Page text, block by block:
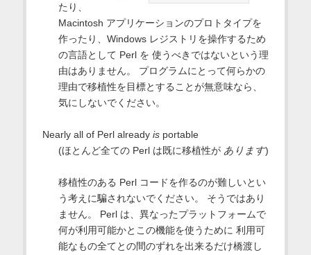
たり、
Macintosh アプリケーションのプロトタイプを
作ったり、Windows レジストリを操作するため
の言語として Perl を 使うべきではないという理
由はありません。 プログラムにとって何らかの
理由で移植性を目標とすることが無意味なら、
気にしないでください。
Nearly all of Perl already isportable
(ほとんど全ての Perl は既に移植性が あります)
移植性のある Perl コードを作るのが難しいとい
う考えに騙されないでください。 そうではあり
ません。 Perl は、異なったプラットフォームで
何が利用可能かとこの機能を使うために 利用可
能なもの全てとの間のずれを出来るだけ橋渡し